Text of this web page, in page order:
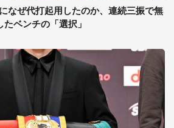
なぜ代打起用したのか、連続三振で無
ベンチの「選択」